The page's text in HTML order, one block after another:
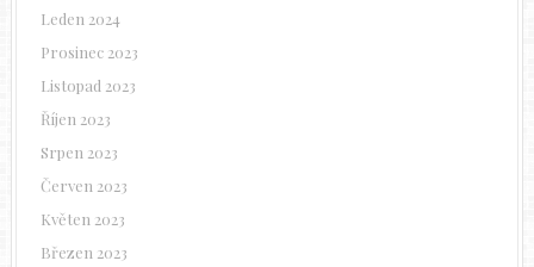
Leden 2024
Prosinec 2023
Listopad 2023
Říjen 2023
Srpen 2023
Červen 2023
Květen 2023
Březen 2023